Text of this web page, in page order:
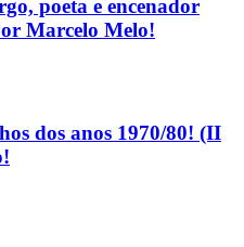
poeta e encenador
Marcelo Melo!
dos anos 1970/80! (II